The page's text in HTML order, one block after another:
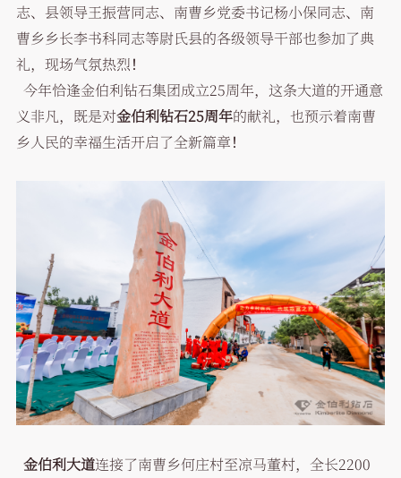
志、县领导王振营同志、南曹乡党委书记杨小保同志、南
曹乡乡长李书科同志等尉氏县的各级领导干部也参加了典
礼，现场气氛热烈！
今年恰逢金伯利钻石集团成立25周年，这条大道的开通意
义非凡，既是对金伯利钻石25周年的献礼，也预示着南曹
乡人民的幸福生活开启了全新篇章！
金伯利大道连接了南曹乡何庄村至凉马董村，全长2200